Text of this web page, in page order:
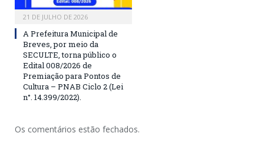
21 DE JULHO DE 2026
A Prefeitura Municipal de
Breves, por meio da
SECULTE, torna público o
Edital 008/2026 de
Premiação para Pontos de
Cultura – PNAB Ciclo 2 (Lei
n°. 14.399/2022).
Os comentários estão fechados.